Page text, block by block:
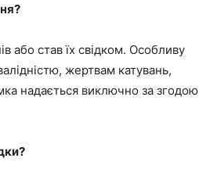
або став їх свідком. Особливу
жертвам катувань,
надається виключно за згодою